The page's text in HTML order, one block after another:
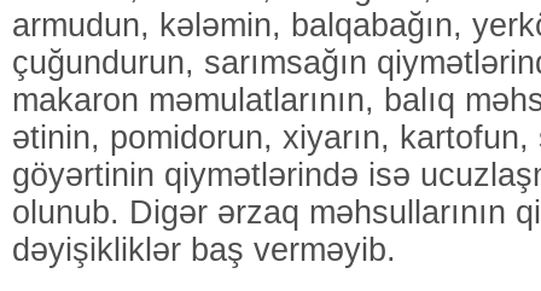
armudun, kələmin, balqabağın,
çuğundurun, sarımsağın
makaron məmulatlarının, balıq
ətinin, pomidorun, xiyarın, kartofun,
göyərtinin qiymətlərində isə
olunub. Digər ərzaq məhsullarının
dəyişikliklər baş verməyib.